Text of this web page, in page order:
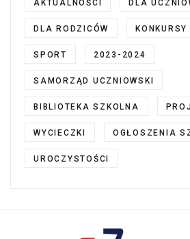
AKTUALNOŚCI DLA
DLA RODZICÓW
SPORT 2023-2024
SAMORZĄD UCZNIOWSKI
BIBLIOTEKA SZKOLNA
WYCIECZKI OGŁOSZENIA
UROCZYSTOŚCI